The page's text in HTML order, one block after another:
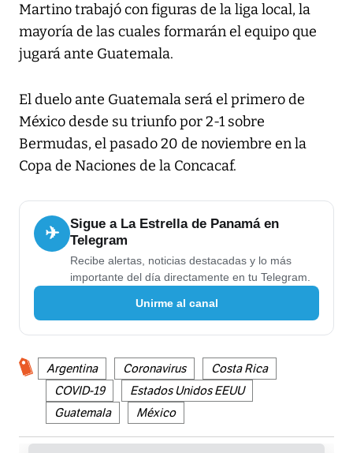
Martino trabajó con figuras de la liga local, la
mayoría de las cuales formarán el equipo que
jugará ante Guatemala.
El duelo ante Guatemala será el primero de
México desde su triunfo por 2-1 sobre
Bermudas, el pasado 20 de noviembre en la
Copa de Naciones de la Concacaf.
✈
Sigue a La Estrella de Panamá en
Telegram
Recibe alertas, noticias destacadas y lo más
importante del día directamente en tu Telegram.
Unirme al canal
Argentina Coronavirus
Costa Rica
COVID-19
Estados Unidos EEUU
Guatemala
México